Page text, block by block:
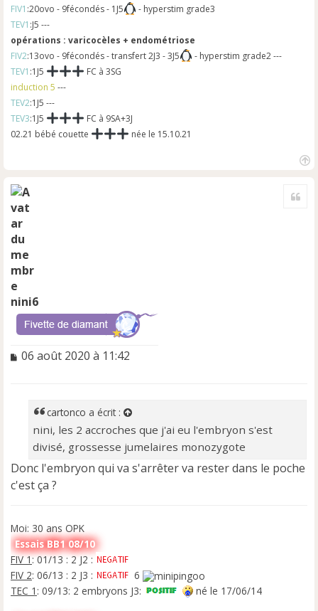
FIV1 :20ovo - 9fécondés - 1J5
- hyperstim grade3
TEV1 :J5 ---
opérations : varicocèles + endométriose
FIV2:13ovo - 9fécondés - transfert 2J3 - 3J5
- hyperstim grade2 ---
TEV1 :1J5
FC à 3SG
induction 5 ---
TEV2:1J5 ---
TEV3:1J5
FC à 9SA+3J
02.21 bébé couette
née le 15.10.21
nini6
M
o
n
l
06 août 2020 à 11:42
cartonco a écrit :
nini, les 2 accroches que j'ai eu l'embryon s'est
divisé, grossesse jumelaires monozygote
Donc l'embryon qui va s'arrêter va rester dans le poche
c'est ça ?
Moi: 30 ans OPK
Essais BB1 08/10
FIV 1: 01/13 : 2 J2 :
FIV 2: 06/13 : 2 J3 :
6
TEC 1 : 09/13: 2 embryons J3: né le 17/06/14